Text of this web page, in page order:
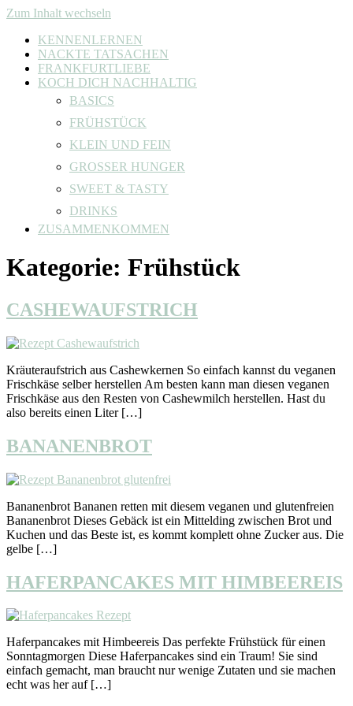
Zum Inhalt wechseln
KENNENLERNEN
NACKTE TATSACHEN
FRANKFURTLIEBE
KOCH DICH NACHHALTIG
BASICS
FRÜHSTÜCK
KLEIN UND FEIN
GROSSER HUNGER
SWEET & TASTY
DRINKS
ZUSAMMENKOMMEN
Kategorie: Frühstück
CASHEWAUFSTRICH
Kräuteraufstrich aus Cashewkernen So einfach kannst du veganen
Frischkäse selber herstellen Am besten kann man diesen veganen
Frischkäse aus den Resten von Cashewmilch herstellen. Hast du
also bereits einen Liter […]
BANANENBROT
Bananenbrot Bananen retten mit diesem veganen und glutenfreien
Bananenbrot Dieses Gebäck ist ein Mittelding zwischen Brot und
Kuchen und das Beste ist, es kommt komplett ohne Zucker aus. Die
gelbe […]
HAFERPANCAKES MIT HIMBEEREIS
Haferpancakes mit Himbeereis Das perfekte Frühstück für einen
Sonntagmorgen Diese Haferpancakes sind ein Traum! Sie sind
einfach gemacht, man braucht nur wenige Zutaten und sie machen
echt was her auf […]